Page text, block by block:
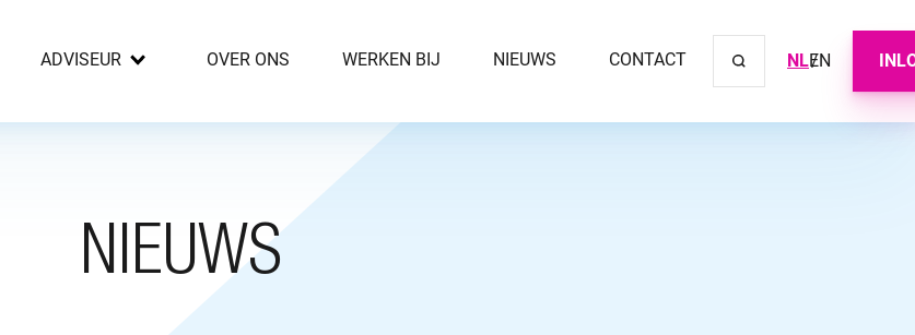
ADVISEUR OVER ONS WERKEN BIJ NIEUWS CONTACT NLEN
NIEUWS
Sluit